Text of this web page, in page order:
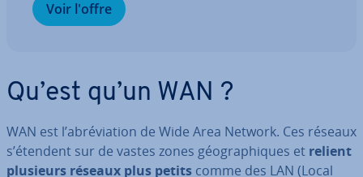
Voir l'offre
Qu’est qu’un WAN ?
WAN est l’abré­via­tion de Wide Area Network. Ces réseaux
s’étendent sur de vastes zones géo­gra­phiques et relient
plusieurs réseaux plus petits comme des LAN (Local